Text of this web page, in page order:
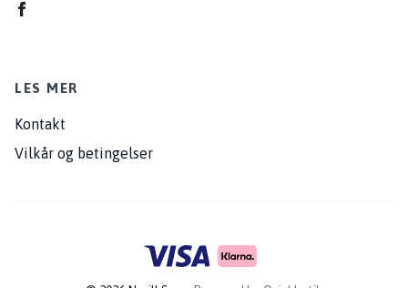
LES MER
Kontakt
Vilkår og betingelser